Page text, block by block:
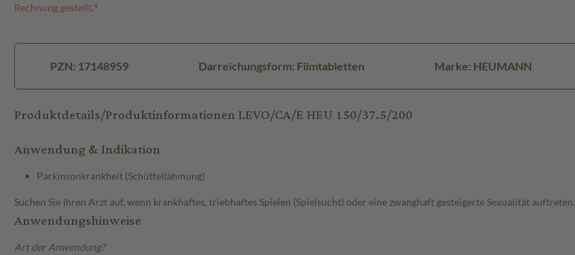
Rechnung gestellt.⁴
PZN: 17148959 Darreichungsform: Filmtabletten Marke: HEUMANN
Produktdetails/Produktinformationen LEVO/CA/E HEU 150/37.5/200
Anwendung & Indikation
Parkinsonkrankheit (Schüttellähmung)
Suchen Sie Ihren Arzt auf, wenn krankhaftes, triebhaftes Spielen (Spielsucht) oder eine zwanghaft gesteigerte Sexualität auftreten.
Anwendungshinweise
Art der Anwendung?